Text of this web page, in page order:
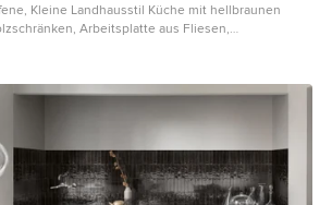
Kleine Landhausstil Küche mit hellbraunen
Arbeitsplatte aus Fliesen,